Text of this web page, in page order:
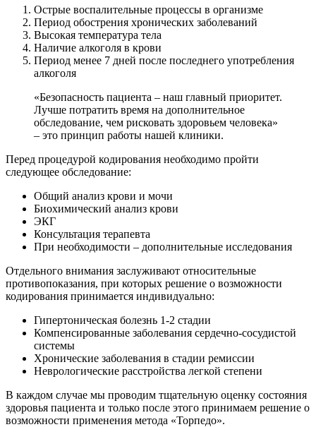
Острые воспалительные процессы в организме
Период обострения хронических заболеваний
Высокая температура тела
Наличие алкоголя в крови
Период менее 7 дней после последнего употребления
алкоголя
«Безопасность пациента – наш главный приоритет.
Лучше потратить время на дополнительное
обследование, чем рисковать здоровьем человека»
– это принцип работы нашей клиники.
Перед процедурой кодирования необходимо пройти
следующее обследование:
Общий анализ крови и мочи
Биохимический анализ крови
ЭКГ
Консультация терапевта
При необходимости – дополнительные исследования
Отдельного внимания заслуживают относительные
противопоказания, при которых решение о возможности
кодирования принимается индивидуально:
Гипертоническая болезнь 1-2 стадии
Компенсированные заболевания сердечно-сосудистой
системы
Хронические заболевания в стадии ремиссии
Неврологические расстройства легкой степени
В каждом случае мы проводим тщательную оценку состояния
здоровья пациента и только после этого принимаем решение о
возможности применения метода «Торпедо».